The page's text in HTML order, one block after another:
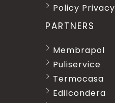
Policy Privacy
PARTNERS
Membrapol
Puliservice
Termocasa
Edilcondera